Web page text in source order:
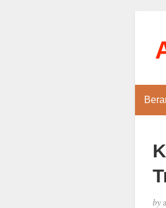
by